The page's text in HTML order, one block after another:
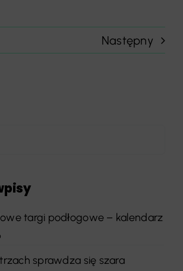
Następny
targi podłogowe – kalendarz
sprawdza się szara